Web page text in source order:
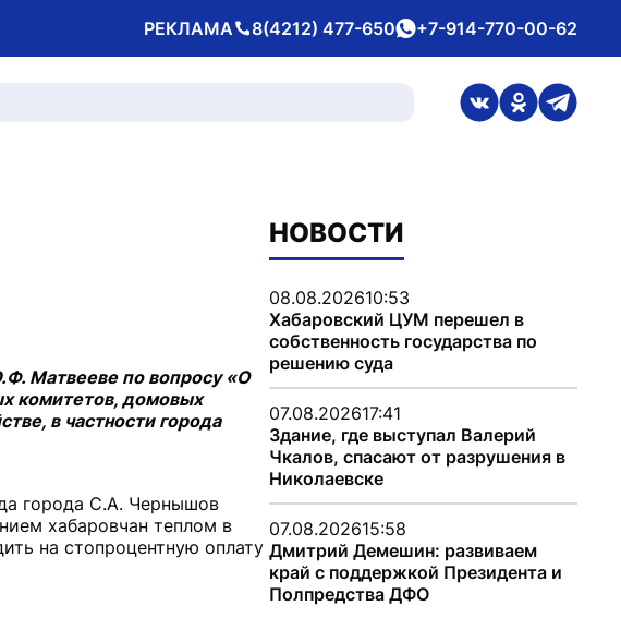
РЕКЛАМА
Телефон 8(4212) 477-650whatsApp
+7-914-770-00-62
ссылка на
ссылка на
Матвееве по вопросу «О
комитетов, домовых
в частности города
города С.А. Чернышов
хабаровчан теплом в
на стопроцентную оплату
НОВОСТИ
08.08.202610:53
Хабаровский ЦУМ перешел в
собственность государства по
решению суда
07.08.202617:41
Здание, где выступал Валерий
Чкалов, спасают от разрушения в
Николаевске
07.08.202615:58
Дмитрий Демешин: развиваем
край с поддержкой Президента и
Полпредства ДФО